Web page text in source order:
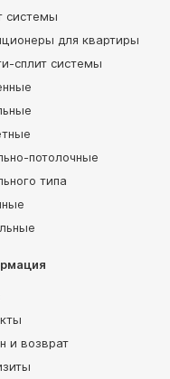
системы
для квартиры
сплит системы
потолочные
типа
и возврат